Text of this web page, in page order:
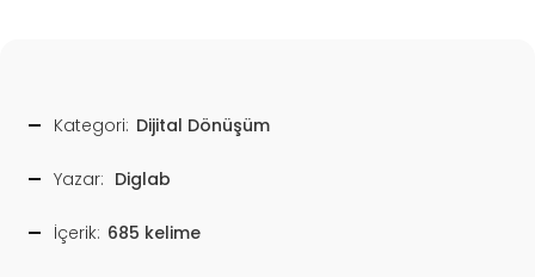
Kategori: Dijital Dönüşüm
Yazar: Diglab
İçerik: 685 kelime